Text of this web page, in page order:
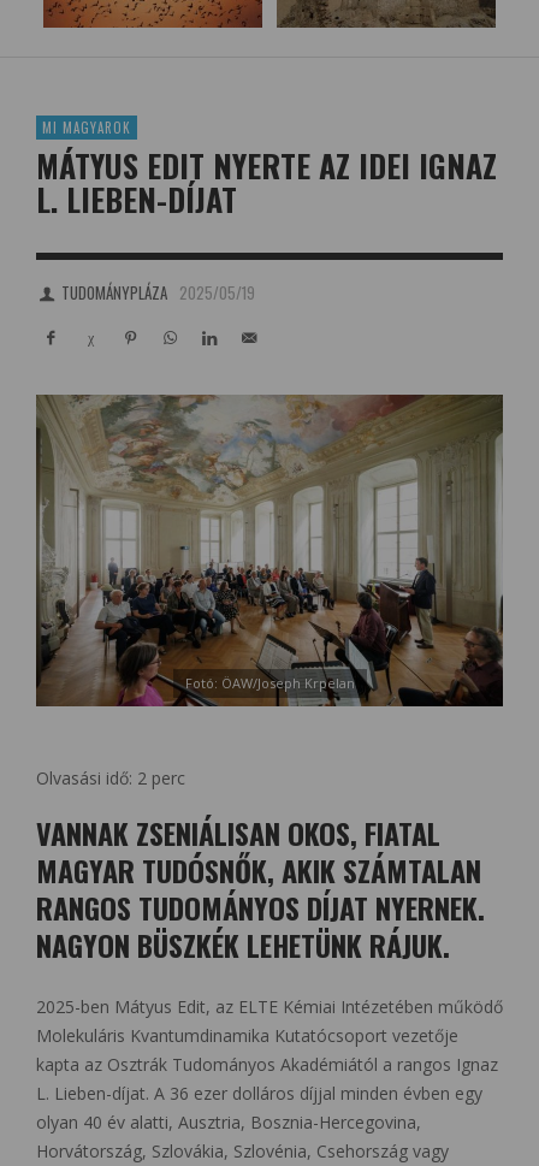
MI MAGYAROK
MÁTYUS EDIT NYERTE AZ IDEI IGNAZ
L. LIEBEN-DÍJAT
TUDOMÁNYPLÁZA 2025/05/19
Fotó: ÖAW/Joseph Krpelan
Olvasási idő: 2 perc
VANNAK ZSENIÁLISAN OKOS, FIATAL
MAGYAR TUDÓSNŐK, AKIK SZÁMTALAN
RANGOS TUDOMÁNYOS DÍJAT NYERNEK.
NAGYON BÜSZKÉK LEHETÜNK RÁJUK.
2025-ben Mátyus Edit, az ELTE Kémiai Intézetében működő
Molekuláris Kvantumdinamika Kutatócsoport vezetője
kapta az Osztrák Tudományos Akadémiától a rangos Ignaz
L. Lieben-díjat. A 36 ezer dolláros díjjal minden évben egy
olyan 40 év alatti, Ausztria, Bosznia-Hercegovina,
Horvátország, Szlovákia, Szlovénia, Csehország vagy